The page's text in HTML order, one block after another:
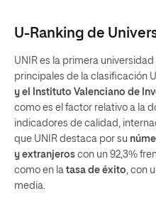
U-Ranking de
UNIR es la primera
principales de la clasificación
y el Instituto Valenciano de
como es el factor relativo a la
indicadores de calidad,
que UNIR destaca por su
y extranjeros con un 92,3%
como en la tasa de éxito, con
media.